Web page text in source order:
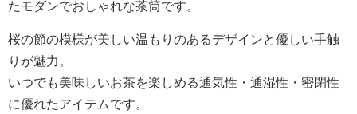
たモダンでおしゃれな茶筒です。
桜の節の模様が美しい温もりのあるデザインと優しい手触
りが魅力。
いつでも美味しいお茶を楽しめる通気性・通湿性・密閉性
に優れたアイテムです。